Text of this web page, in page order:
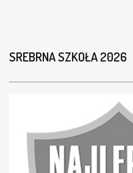
SREBRNA SZKOŁA 2026